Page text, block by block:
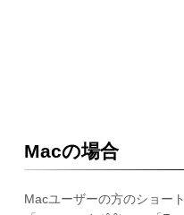
Macの場合
Macユーザーの方のショー